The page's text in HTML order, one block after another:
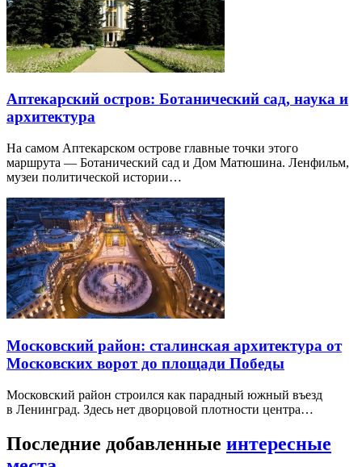
Аптекарский остров: Ботанический сад, наука и
архитектура
На самом Аптекарском острове главные точки этого
маршрута — Ботанический сад и Дом Матюшина. Ленфильм,
музеи политической истории…
Московский район: сталинская архитектура от
Московских ворот до площади Победы
Московский район строился как парадный южный въезд
в Ленинград. Здесь нет дворцовой плотности центра…
Последние добавленные интересные